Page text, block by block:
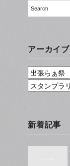
アーカイブ
新着記事